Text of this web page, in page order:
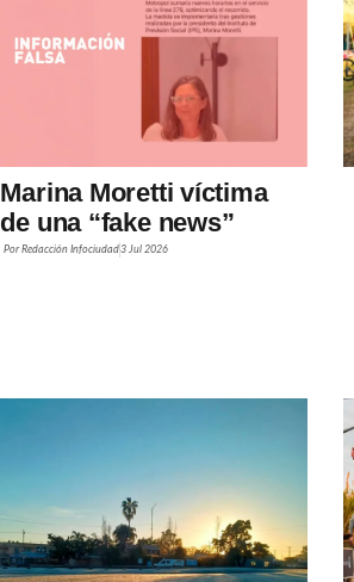
Marina Moretti víctima
de una “fake news”
PorRedacción Infociudad3 Jul 2026